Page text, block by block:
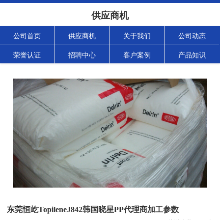
供应商机
公司首页 供应商机 关于我们 公司动态
荣誉认证 招聘中心 客户案例 产品知识
东莞恒屹TopileneJ842韩国晓星PP代理商加工参数